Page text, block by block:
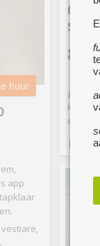
huur
app
/
goed
koffie-
een